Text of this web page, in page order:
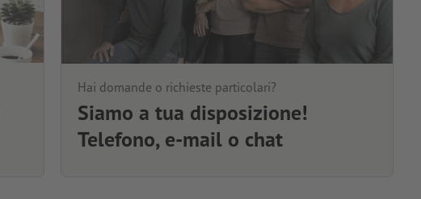
Hai domande o richieste particolari?
Siamo a tua disposizione!
Telefono, e-mail o chat